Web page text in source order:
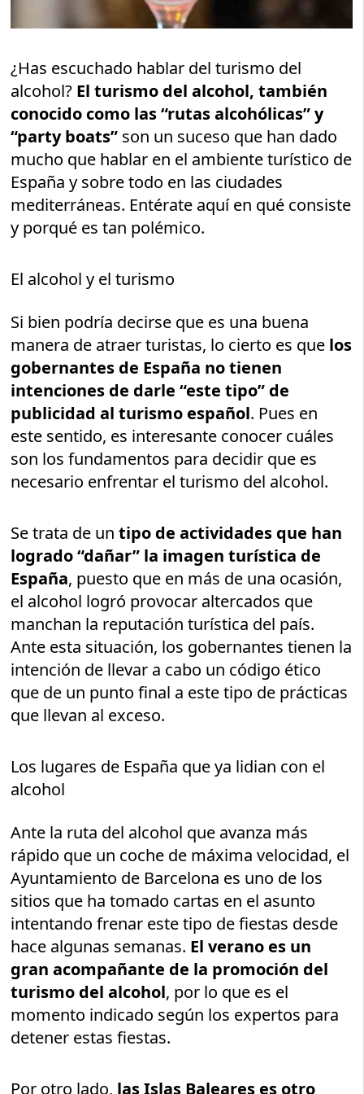
¿Has escuchado hablar del turismo del
alcohol? El turismo del alcohol, también
conocido como las “rutas alcohólicas” y
“party boats” son un suceso que han dado
mucho que hablar en el ambiente turístico de
España y sobre todo en las ciudades
mediterráneas. Entérate aquí en qué consiste
y porqué es tan polémico.
El alcohol y el turismo
Si bien podría decirse que es una buena
manera de atraer turistas, lo cierto es que los
gobernantes de España no tienen
intenciones de darle “este tipo” de
publicidad al turismo español. Pues en
este sentido, es interesante conocer cuáles
son los fundamentos para decidir que es
necesario enfrentar el turismo del alcohol.
Se trata de untipo de actividades que han
logrado “dañar” la imagen turística de
España, puesto que en más de una ocasión,
el alcohol logró provocar altercados que
manchan la reputación turística del país.
Ante esta situación, los gobernantes tienen la
intención de llevar a cabo un código ético
que de un punto final a este tipo de prácticas
que llevan al exceso.
Los lugares de España que ya lidian con el
alcohol
Ante la ruta del alcohol que avanza más
rápido que un coche de máxima velocidad, el
Ayuntamiento de Barcelona es uno de los
sitios que ha tomado cartas en el asunto
intentando frenar este tipo de fiestas desde
hace algunas semanas. El verano es un
gran acompañante de la promoción del
turismo del alcohol, por lo que es el
momento indicado según los expertos para
detener estas fiestas.
Por otro lado, las Islas Baleares es otro